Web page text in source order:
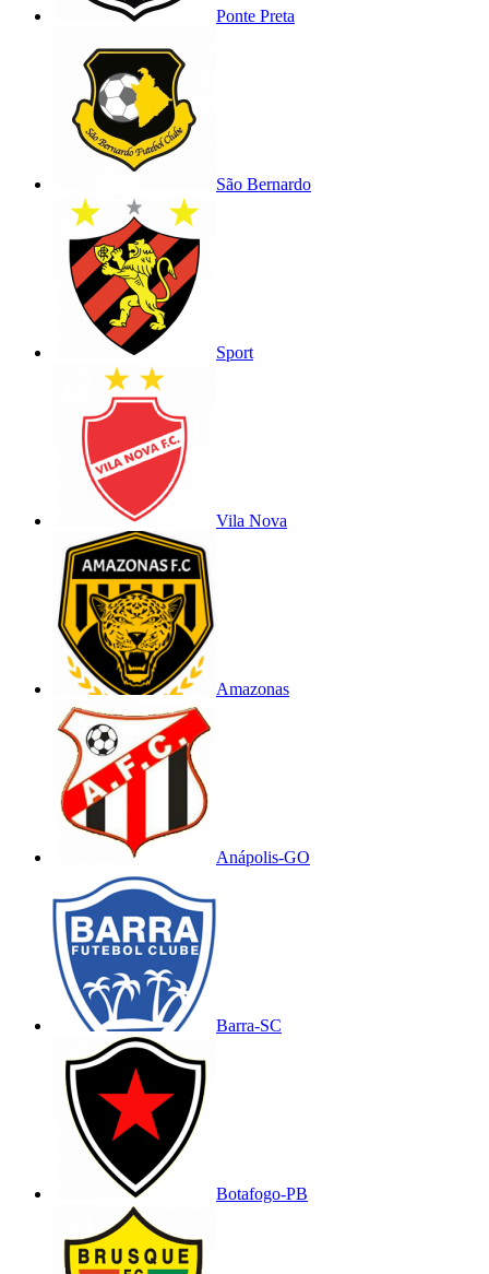
Ponte Preta
São Bernardo
Sport
Vila Nova
Amazonas
Anápolis-GO
Barra-SC
Botafogo-PB